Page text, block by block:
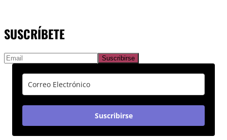
SUSCRÍBETE
Suscribirse